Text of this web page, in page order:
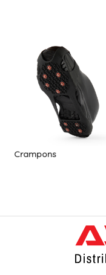
Crampons